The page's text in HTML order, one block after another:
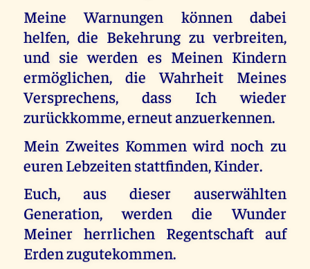
Meine Warnungen können dabei
helfen, die Bekehrung zu verbreiten,
und sie werden es Meinen Kindern
ermöglichen, die Wahrheit Meines
Versprechens, dass Ich wieder
zurückkomme, erneut anzuerkennen.
Mein Zweites Kommen wird noch zu
euren Lebzeiten stattfinden, Kinder.
Euch, aus dieser auserwählten
Generation, werden die Wunder
Meiner herrlichen Regentschaft auf
Erden zugutekommen.